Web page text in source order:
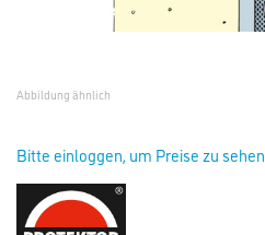
Abbildung ähnlich
Bitte einloggen, um Preise zu sehen